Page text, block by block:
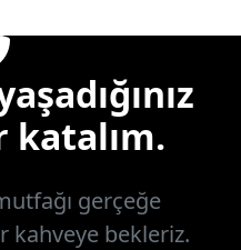
katalım.
gerçeğe
kahveye bekleriz.